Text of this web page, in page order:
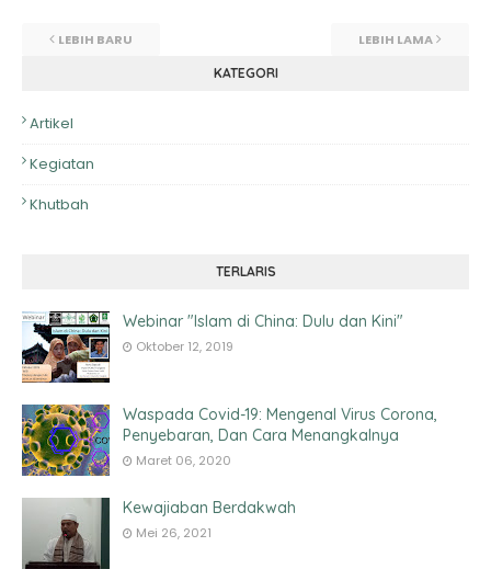
LEBIH BARU LEBIH LAMA
KATEGORI
Artikel
Kegiatan
Khutbah
TERLARIS
Webinar "Islam di China: Dulu dan Kini"
Oktober 12, 2019
Waspada Covid-19: Mengenal Virus Corona,
Penyebaran, Dan Cara Menangkalnya
Maret 06, 2020
Kewajiaban Berdakwah
Mei 26, 2021